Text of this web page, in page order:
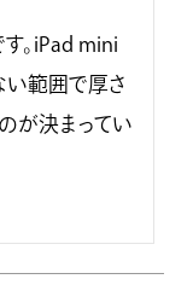
。iPad mini
い範囲で厚さ
が決まってい